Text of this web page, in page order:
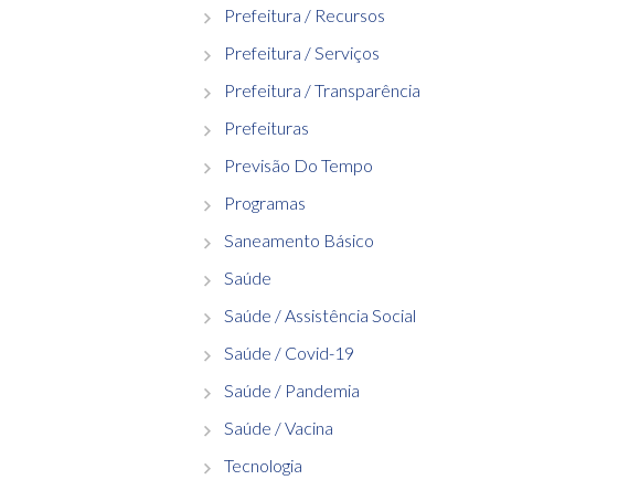
Prefeitura / Recursos
Prefeitura / Serviços
Prefeitura / Transparência
Prefeituras
Previsão Do Tempo
Programas
Saneamento Básico
Saúde
Saúde / Assistência Social
Saúde / Covid-19
Saúde / Pandemia
Saúde / Vacina
Tecnologia